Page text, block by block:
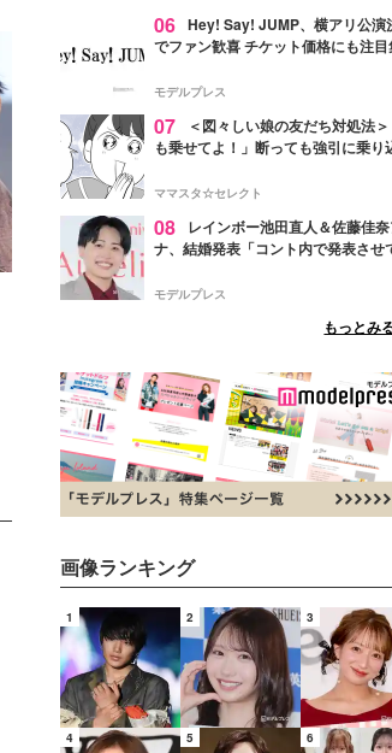
06 Hey! Say! JUMP、横アリ公演
でファン歓喜 チケット価格にも注目
モデルプレス
07
＜図々しい娘の友だち対処法
も乗せてよ！」断っても強引に乗り
ママスタ☆セレクト
08
レインボー池田直人＆佐藤佳
ナ、結婚発表「コント内で発表させ
点変更のため
モデルプレス
もっとみ
画像ランキング
1 2 3
4 5 6